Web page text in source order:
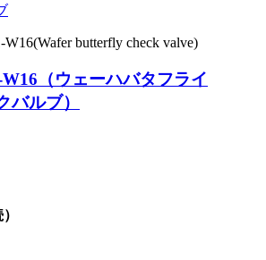
（ウェーハバタフライ
バルブ）